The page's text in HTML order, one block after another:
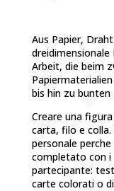
Aus Papier,
dreidimensionale
Arbeit, die beim
bis hin zu
Creare una
carta, filo e
personale
completato con
partecipante:
carte colorati o